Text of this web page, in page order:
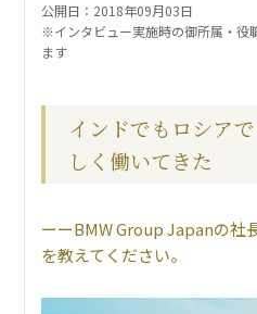
公開日：2018年09月03日
※インタビュー実施時の御所属・役
ます
インドでもロシア
しく働いてきた
BMW Group Japanの社
を教えてください。